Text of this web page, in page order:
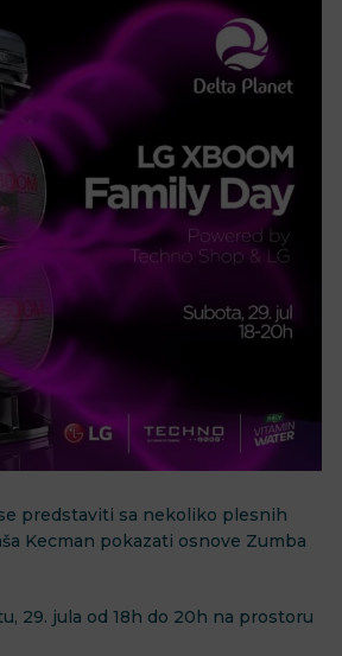
predstaviti sa nekoliko plesnih
Kecman pokazati osnove Zumba
29. jula od 18h do 20h na prostoru